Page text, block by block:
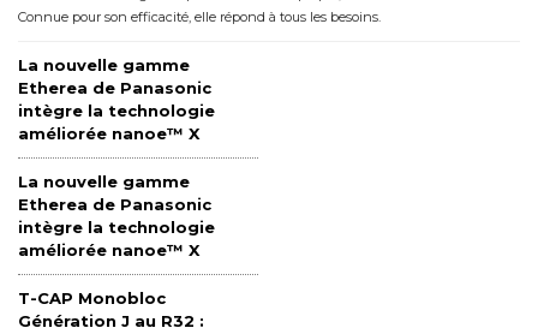
Connue pour son efficacité, elle répond à tous les besoins.
La nouvelle gamme
Etherea de Panasonic
intègre la technologie
améliorée nanoe™ X
La nouvelle gamme
Etherea de Panasonic
intègre la technologie
améliorée nanoe™ X
T-CAP Monobloc
Génération J au R32 :